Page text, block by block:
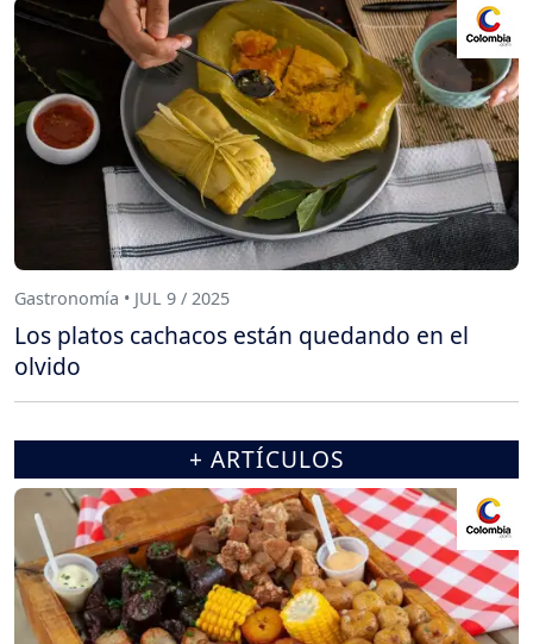
Gastronomía • JUL 9 / 2025
Los platos cachacos están quedando en el
olvido
+ ARTÍCULOS